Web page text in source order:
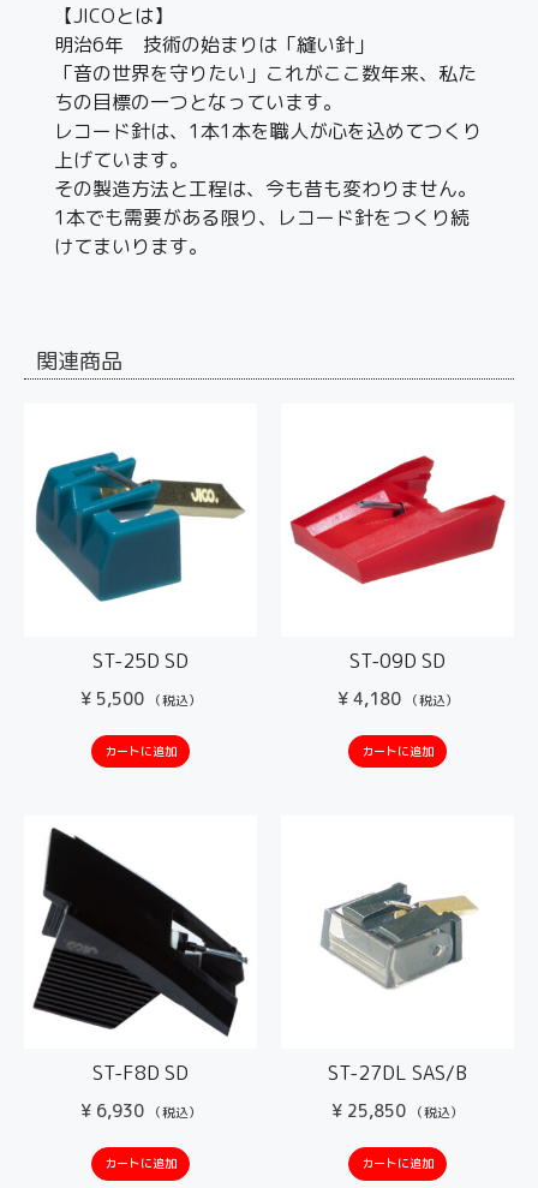
【JICOとは】
明治6年 技術の始まりは「縫い針」
「音の世界を守りたい」これがここ数年来、私た
ちの目標の一つとなっています。
レコード針は、1本1本を職人が心を込めてつくり
上げています。
その製造方法と工程は、今も昔も変わりません。
1本でも需要がある限り、レコード針をつくり続
けてまいります。
関連商品
ST-25D SD
¥5,500 （税込）
カートに追加
ST-09D SD
¥4,180 （税込）
カートに追加
ST-F8D SD
¥6,930 （税込）
カートに追加
ST-27DL SAS/B
¥ 25,850 （税込）
カートに追加